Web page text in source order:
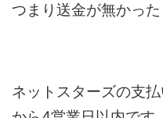
つまり送金が無かった
ネットスターズの支